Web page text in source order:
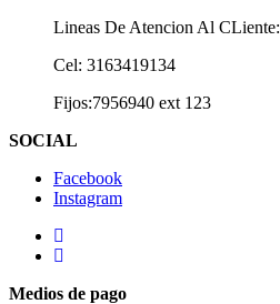
Lineas De Atencion Al CLiente:
Cel: 3163419134
Fijos:7956940 ext 123
SOCIAL
Facebook
Instagram
Medios de pago